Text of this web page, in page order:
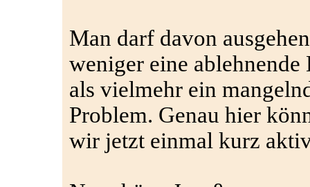
Man darf davon
weniger eine
als vielmehr ein
Problem. Genau hier
wir jetzt einmal kurz